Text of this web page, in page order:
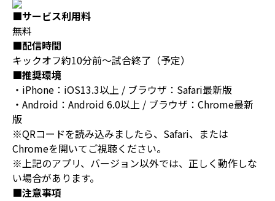
■サービス利用料
無料
■配信時間
キックオフ約10分前～試合終了（予定）
■推奨環境
・iPhone：iOS13.3以上 / ブラウザ：Safari最新版
・Android：Android 6.0以上 / ブラウザ：Chrome最新
版
※QRコードを読み込みましたら、Safari、または
Chromeを開いてご視聴ください。
※上記のアプリ、バージョン以外では、正しく動作しな
い場合があります。
■注意事項